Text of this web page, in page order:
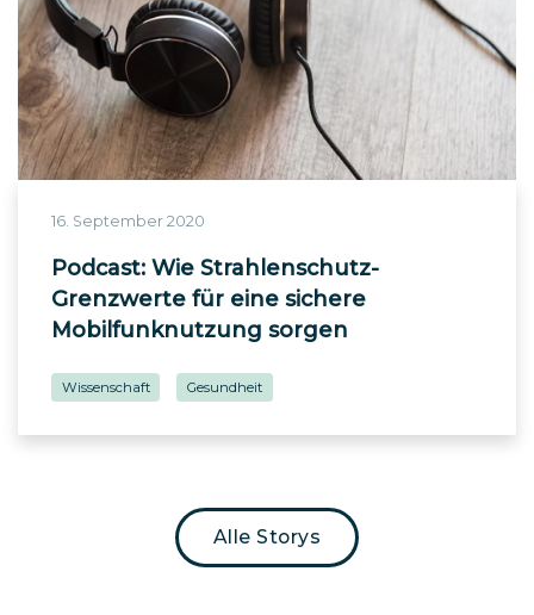
16. September 2020
Podcast: Wie Strahlenschutz-
Grenzwerte für eine sichere
Mobilfunknutzung sorgen
Wissenschaft Gesundheit
Alle Storys